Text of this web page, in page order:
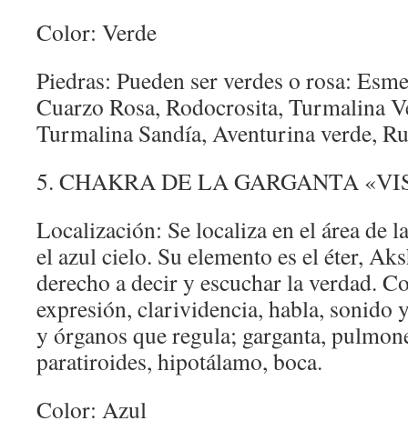
Color: Verde
Piedras: Pueden ser verdes o rosa:
Cuarzo Rosa, Rodocrosita, Turmalina
Turmalina Sandía, Aventurina verde,
5. CHAKRA DE LA GARGANTA
Localización: Se localiza en el área de
el azul cielo. Su elemento es el éter,
derecho a decir y escuchar la verdad.
expresión, clarividencia, habla, sonido
y órganos que regula; garganta,
paratiroides, hipotálamo, boca.
Color: Azul